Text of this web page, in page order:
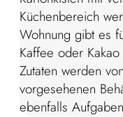
Küchenbereich
Wohnung gibt es
Kaffee oder
Zutaten werden
vorgesehenen
ebenfalls